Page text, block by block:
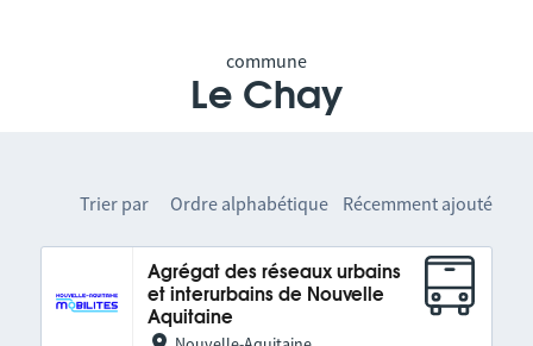
commune
Le Chay
Trier par Ordre alphabétique Récemment ajouté
Agrégat des réseaux urbains
et interurbains de Nouvelle
Aquitaine